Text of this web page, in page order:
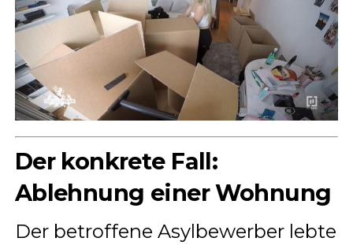
Der konkrete Fall:
Ablehnung einer Wohnung
Der betroffene Asylbewerber lebte